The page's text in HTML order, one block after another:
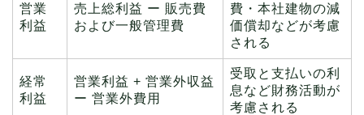
営業
利益
売上総利益 ー 販売費
および一般管理費
費・本社建物の減
価償却などが考慮
される
経常
利益
営業利益 + 営業外収益
ー 営業外費用
受取と支払いの利
息など財務活動が
考慮される